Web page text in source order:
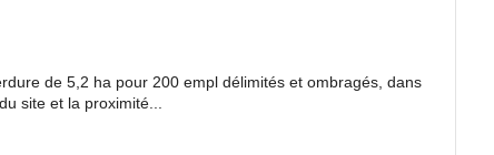
de 5,2 ha pour 200 empl délimités et ombragés, dans
site et la proximité...